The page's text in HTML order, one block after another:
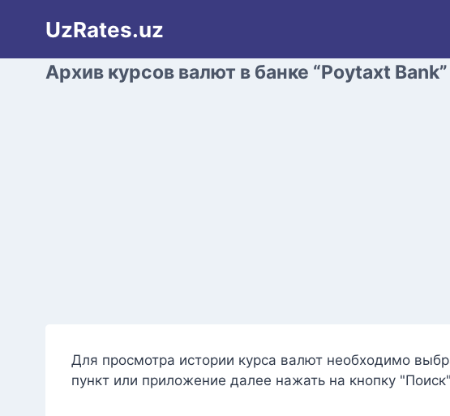
UzRates.uz
Архив курсов валют в банке “Poytaxt Bank”
Для просмотра истории курса валют необходимо
пункт или приложение далее нажать на кнопку "Поиск"